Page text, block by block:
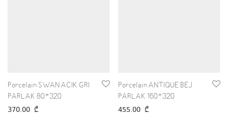
Porcelain SWAN ACIK GRI
PARLAK 80*320
370.00 ₾
Porcelain ANTIQUE BEJ
PARLAK 160*320
455.00 ₾